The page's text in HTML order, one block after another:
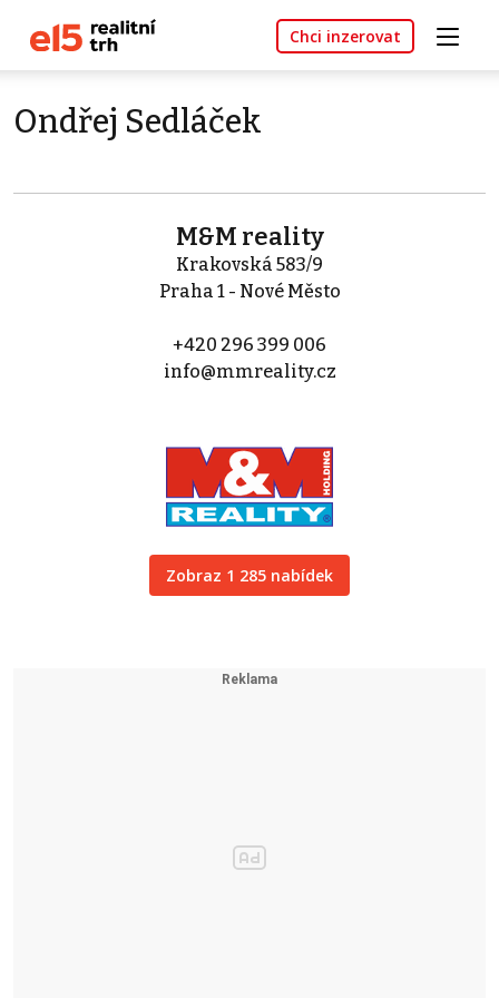
Chci inzerovat
Ondřej Sedláček
M&M reality
Krakovská 583/9
Praha 1 - Nové Město
+420 296 399 006
info@mmreality.cz
Zobraz 1 285 nabídek